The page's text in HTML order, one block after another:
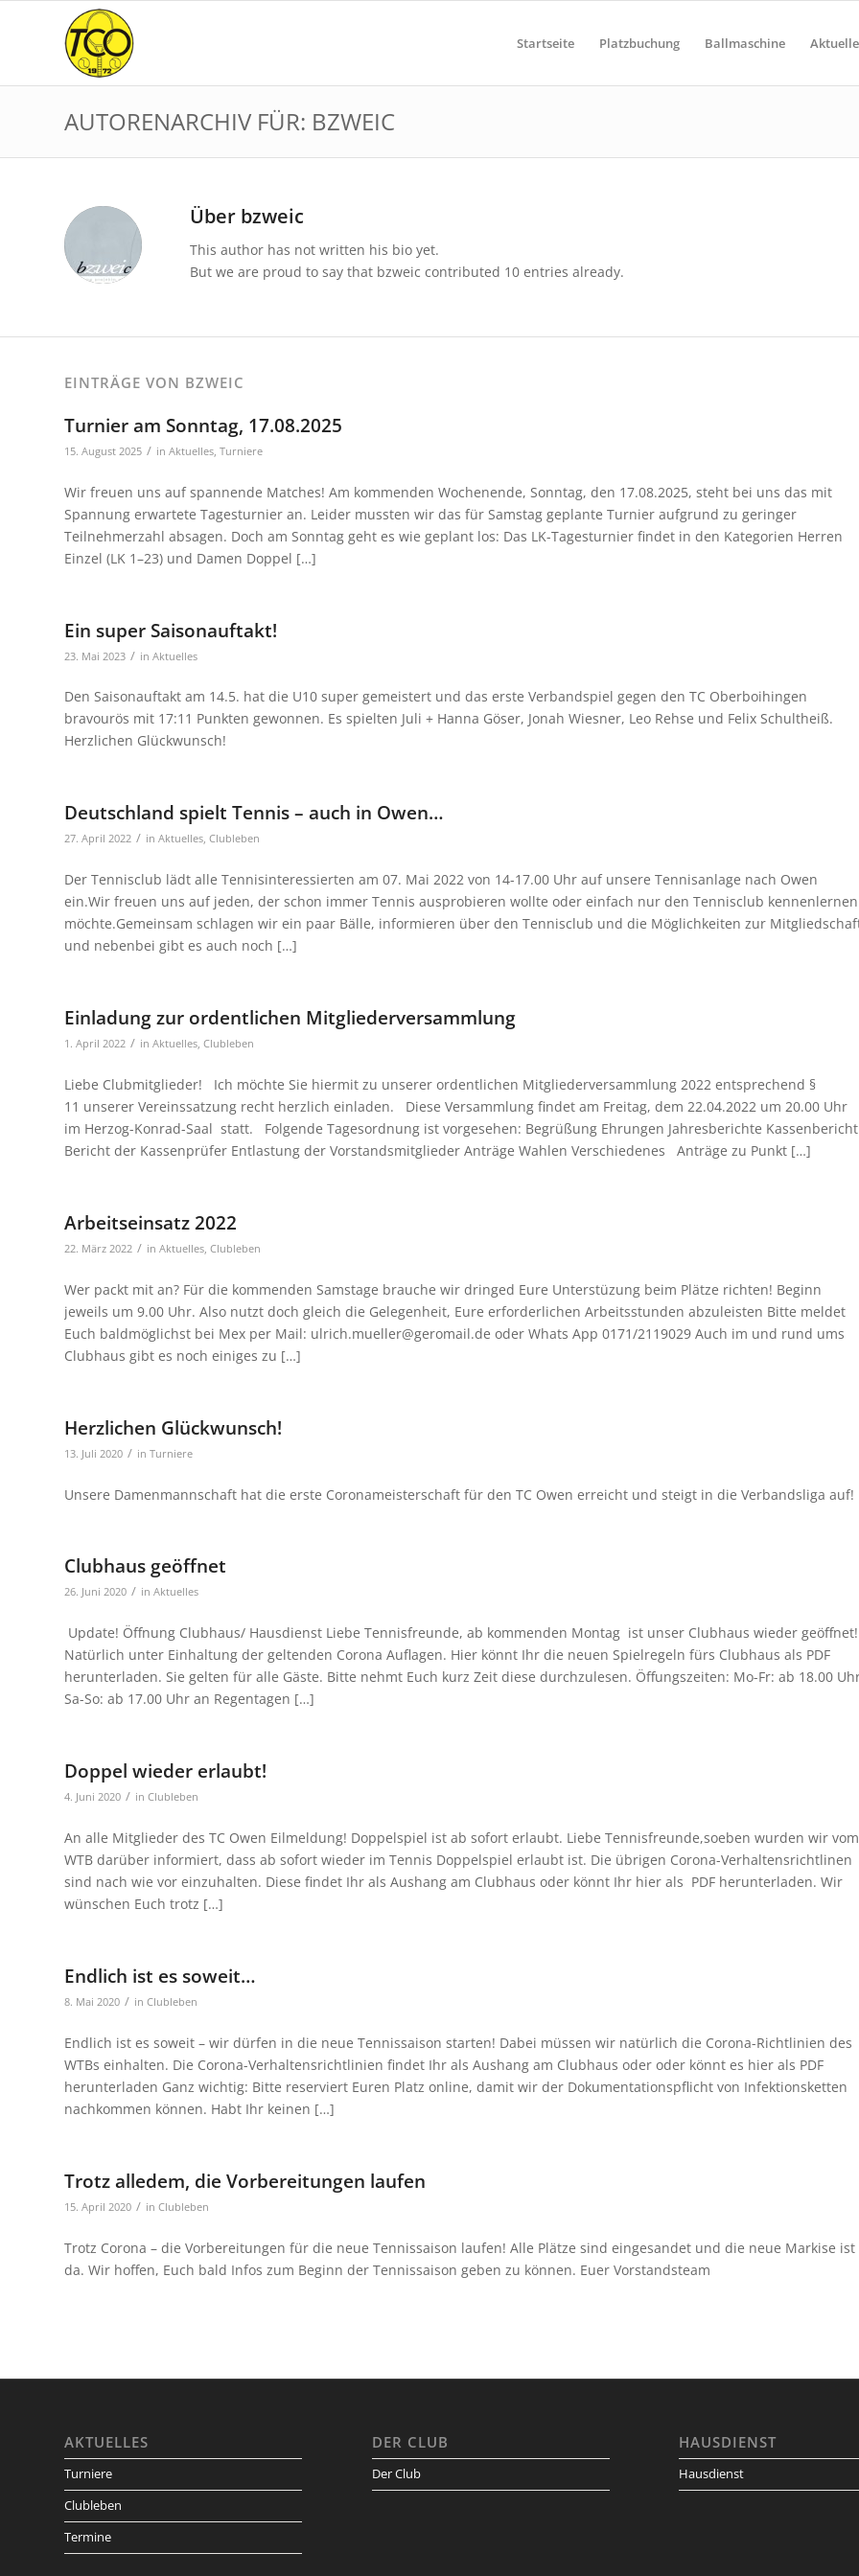
Startseite Platzbuchung Ballmaschine
AUTORENARCHIV FÜR: BZWEIC
Über bzweic
This author has not written his bio yet.
But we are proud to say that bzweic contributed 10 entries already.
EINTRÄGE VON BZWEIC
Turnier am Sonntag, 17.08.2025
15. August 2025 / in Aktuelles Turniere
Wir freuen uns auf spannende Matches! Am kommenden Wochenende, Sonntag, den 17.08.2025, steht bei uns das mit
Spannung erwartete Tagesturnier an. Leider mussten wir das für Samstag geplante Turnier aufgrund zu geringer
Teilnehmerzahl absagen. Doch am Sonntag geht es wie geplant los: Das LK-Tagesturnier findet in den Kategorien Herren
Einzel (LK 1–23) und Damen Doppel […]
Ein super Saisonauftakt!
23. Mai 2023 / in Aktuelles
Den Saisonauftakt am 14.5. hat die U10 super gemeistert und das erste Verbandspiel gegen den TC Oberboihingen
bravourös mit 17:11 Punkten gewonnen. Es spielten Juli + Hanna Göser, Jonah Wiesner, Leo Rehse und Felix Schultheiß.
Herzlichen Glückwunsch!
Deutschland spielt Tennis – auch in Owen…
27. April 2022 / in Aktuelles, Clubleben
Der Tennisclub lädt alle Tennisinteressierten am 07. Mai 2022 von 14-17.00 Uhr auf unsere Tennisanlage nach Owen
ein.Wir freuen uns auf jeden, der schon immer Tennis ausprobieren wollte oder einfach nur den Tennisclub kennenlernen
möchte.Gemeinsam schlagen wir ein paar Bälle, informieren über den Tennisclub und die Möglichkeiten zur
und nebenbei gibt es auch noch […]
Einladung zur ordentlichen Mitgliederversammlung
1. April 2022 / in Aktuelles, Clubleben
Liebe Clubmitglieder! Ich möchte Sie hiermit zu unserer ordentlichen Mitgliederversammlung 2022 entsprechend §
11 unserer Vereinssatzung recht herzlich einladen. Diese Versammlung findet am Freitag, dem 22.04.2022 um 20.00 Uhr
im Herzog-Konrad-Saal statt. Folgende Tagesordnung ist vorgesehen: Begrüßung Ehrungen Jahresberichte Kassenbericht
Bericht der Kassenprüfer Entlastung der Vorstandsmitglieder Anträge Wahlen Verschiedenes Anträge zu Punkt […]
Arbeitseinsatz 2022
22. März 2022 / in Aktuelles Clubleben
Wer packt mit an? Für die kommenden Samstage brauche wir dringed Eure Unterstüzung beim Plätze richten! Beginn
jeweils um 9.00 Uhr. Also nutzt doch gleich die Gelegenheit, Eure erforderlichen Arbeitsstunden abzuleisten Bitte meldet
Euch baldmöglichst bei Mex per Mail: ulrich.mueller@geromail.de oder Whats App 0171/2119029 Auch im und rund ums
Clubhaus gibt es noch einiges zu […]
Herzlichen Glückwunsch!
13. Juli 2020 / in Turniere
Unsere Damenmannschaft hat die erste Coronameisterschaft für den TC Owen erreicht und steigt in die Verbandsliga auf!
Clubhaus geöffnet
26. Juni 2020 / in Aktuelles
Update! Öffnung Clubhaus/ Hausdienst Liebe Tennisfreunde, ab kommenden Montag ist unser Clubhaus wieder geöffnet!
Natürlich unter Einhaltung der geltenden Corona Auflagen. Hier könnt Ihr die neuen Spielregeln fürs Clubhaus als PDF
herunterladen. Sie gelten für alle Gäste. Bitte nehmt Euch kurz Zeit diese durchzulesen. Öffungszeiten: Mo-Fr: ab 18.00
Sa-So: ab 17.00 Uhr an Regentagen […]
Doppel wieder erlaubt!
4. Juni 2020 / in Clubleben
An alle Mitglieder des TC Owen Eilmeldung! Doppelspiel ist ab sofort erlaubt. Liebe Tennisfreunde,soeben wurden wir vom
WTB darüber informiert, dass ab sofort wieder im Tennis Doppelspiel erlaubt ist. Die übrigen Corona-Verhaltensrichtlinen
sind nach wie vor einzuhalten. Diese findet Ihr als Aushang am Clubhaus oder könnt Ihr hier als PDF herunterladen. Wir
wünschen Euch trotz […]
Endlich ist es soweit…
8. Mai 2020 / in Clubleben
Endlich ist es soweit – wir dürfen in die neue Tennissaison starten! Dabei müssen wir natürlich die Corona-Richtlinien des
WTBs einhalten. Die Corona-Verhaltensrichtlinien findet Ihr als Aushang am Clubhaus oder oder könnt es hier als PDF
herunterladen Ganz wichtig: Bitte reserviert Euren Platz online, damit wir der Dokumentationspflicht von Infektionsketten
nachkommen können. Habt Ihr keinen […]
Trotz alledem, die Vorbereitungen laufen
15. April 2020 / in Clubleben
Trotz Corona – die Vorbereitungen für die neue Tennissaison laufen! Alle Plätze sind eingesandet und die neue Markise ist
da. Wir hoffen, Euch bald Infos zum Beginn der Tennissaison geben zu können. Euer Vorstandsteam
AKTUELLES
Turniere
Clubleben
Termine
DER CLUB
Der Club
HAUSDIENST
Hausdienst